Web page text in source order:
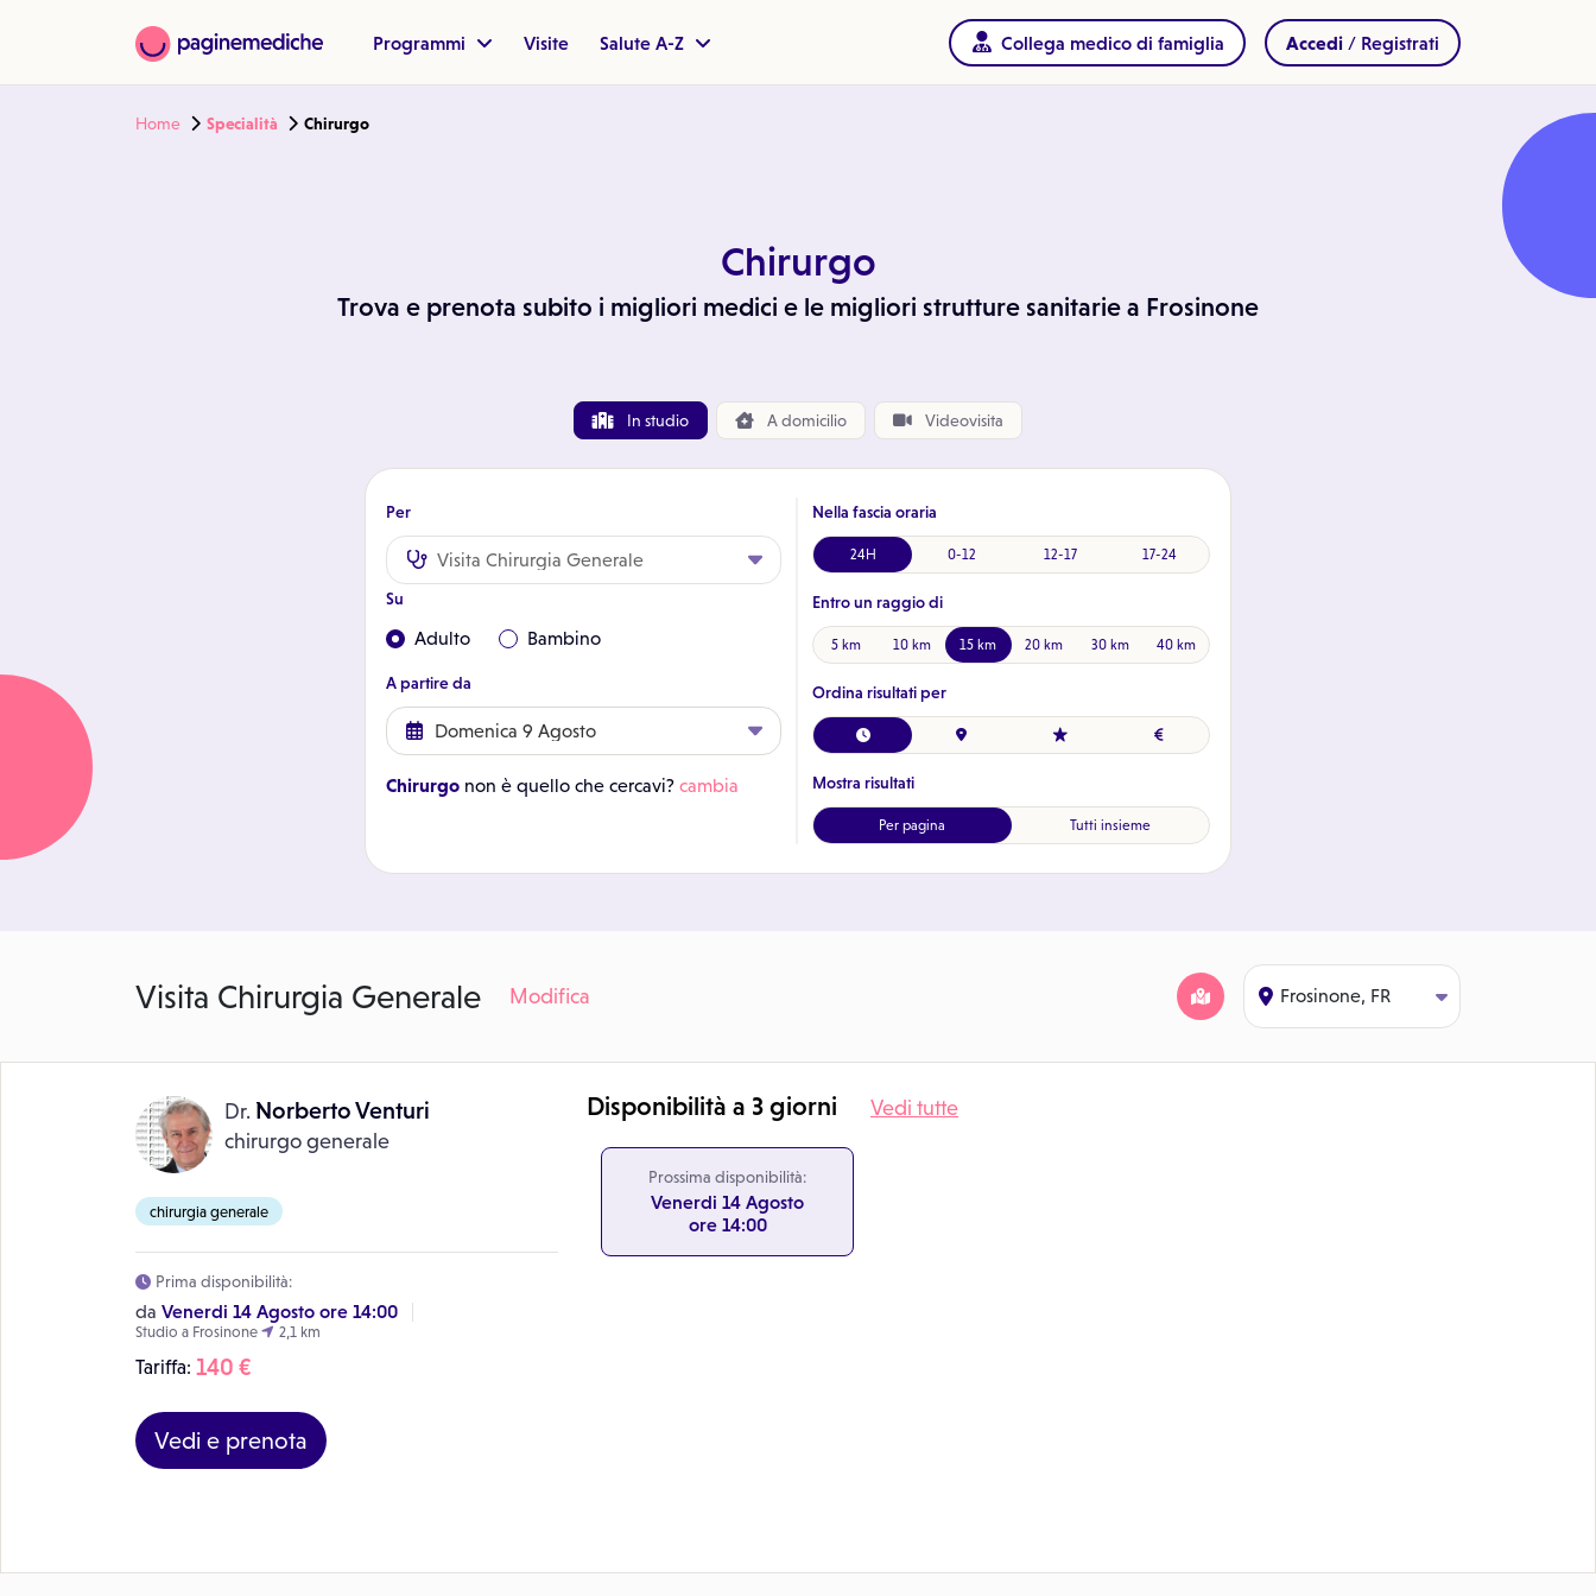
Programmi Visite Salute A-Z Collega medico di famiglia Accedi / Registrati
Home Specialità Chirurgo
Chirurgo
Trova e prenota subito i migliori medici e le migliori strutture sanitarie a Frosinone
In studio A domicilio Videovisita
Per
Su
Adulto Bambino
A partire da
Chirurgo non è quello che cercavi? cambia
Nella fascia oraria
24H 0-12 12-17 17-24
Entro un raggio di
5 km 10 km 15 km 20 km 30 km 40 km
Ordina risultati per
Mostra risultati
Per pagina Tutti insieme
Visita Chirurgia Generale Modifica Frosinone, FR
Dr. Norberto Venturi
chirurgo generale
chirurgia generale
Prima disponibilità:
da Venerdi 14 Agosto ore 14:00
Studio a Frosinone 2,1 km
Tariffa: 140 €
Vedi e prenota
Disponibilità a 3 giorni Vedi tutte
Prossima disponibilità:
Venerdi 14 Agosto
ore 14:00